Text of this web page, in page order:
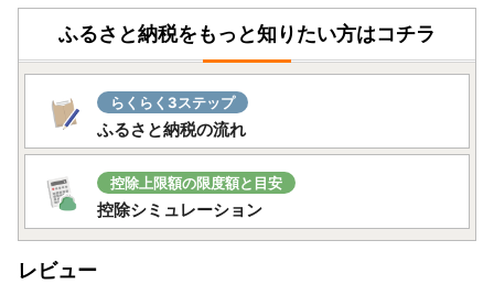
ふるさと納税をもっと知りたい方はコチラ
らくらく3ステップ
ふるさと納税の流れ
控除上限額の限度額と目安
控除シミュレーション
レビュー